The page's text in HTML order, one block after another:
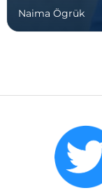
Naima Ögrük